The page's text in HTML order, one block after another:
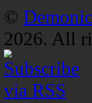
©
2026. All